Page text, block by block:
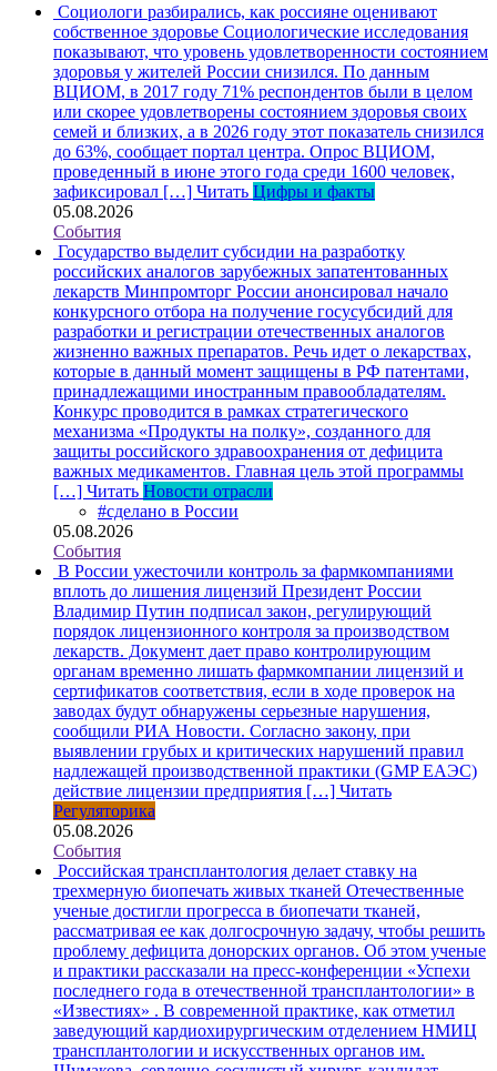
Социологи разбирались, как россияне оценивают
собственное здоровье Социологические исследования
показывают, что уровень удовлетворенности состоянием
здоровья у жителей России снизился. По данным
ВЦИОМ, в 2017 году 71% респондентов были в целом
или скорее удовлетворены состоянием здоровья своих
семей и близких, а в 2026 году этот показатель снизился
до 63%, сообщает портал центра. Опрос ВЦИОМ,
проведенный в июне этого года среди 1600 человек,
зафиксировал […] Читать Цифры и факты
05.08.2026
События
Государство выделит субсидии на разработку
российских аналогов зарубежных запатентованных
лекарств Минпромторг России анонсировал начало
конкурсного отбора на получение госусубсидий для
разработки и регистрации отечественных аналогов
жизненно важных препаратов. Речь идет о лекарствах,
которые в данный момент защищены в РФ патентами,
принадлежащими иностранным правообладателям.
Конкурс проводится в рамках стратегического
механизма «Продукты на полку», созданного для
защиты российского здравоохранения от дефицита
важных медикаментов. Главная цель этой программы
[…] Читать Новости отрасли
#сделано в России
05.08.2026
События
В России ужесточили контроль за фармкомпаниями
вплоть до лишения лицензий Президент России
Владимир Путин подписал закон, регулирующий
порядок лицензионного контроля за производством
лекарств. Документ дает право контролирующим
органам временно лишать фармкомпании лицензий и
сертификатов соответствия, если в ходе проверок на
заводах будут обнаружены серьезные нарушения,
сообщили РИА Новости. Согласно закону, при
выявлении грубых и критических нарушений правил
надлежащей производственной практики (GMP ЕАЭС)
действие лицензии предприятия […] Читать
Регуляторика
05.08.2026
События
Российская трансплантология делает ставку на
трехмерную биопечать живых тканей Отечественные
ученые достигли прогресса в биопечати тканей,
рассматривая ее как долгосрочную задачу, чтобы решить
проблему дефицита донорских органов. Об этом ученые
и практики рассказали на пресс-конференции «Успехи
последнего года в отечественной трансплантологии» в
«Известиях» . В современной практике, как отметил
заведующий кардиохирургическим отделением НМИЦ
трансплантологии и искусственных органов им.